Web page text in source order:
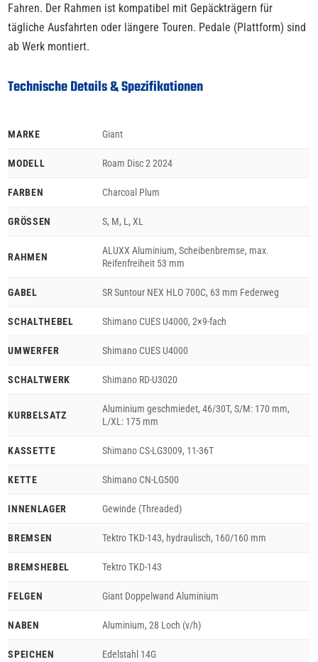
Fahren. Der Rahmen ist kompatibel mit Gepäckträgern für
tägliche Ausfahrten oder längere Touren. Pedale (Plattform) sind
ab Werk montiert.
Technische Details & Spezifikationen
MARKE Giant
MODELL Roam Disc 2 2024
FARBEN Charcoal Plum
GRÖSSEN S, M, L, XL
RAHMEN
ALUXX Aluminium, Scheibenbremse, max.
Reifenfreiheit 53 mm
GABEL SR Suntour NEX HLO 700C, 63 mm Federweg
SCHALTHEBEL Shimano CUES U4000, 2×9-fach
UMWERFER Shimano CUES U4000
SCHALTWERK Shimano RD-U3020
KURBELSATZ
Aluminium geschmiedet, 46/30T, S/M: 170 mm,
L/XL: 175 mm
KASSETTE Shimano CS-LG3009, 11-36T
KETTE Shimano CN-LG500
INNENLAGER Gewinde (Threaded)
BREMSEN Tektro TKD-143, hydraulisch, 160/160 mm
BREMSHEBEL Tektro TKD-143
FELGEN Giant Doppelwand Aluminium
NABEN Aluminium, 28 Loch (v/h)
SPEICHEN Edelstahl 14G